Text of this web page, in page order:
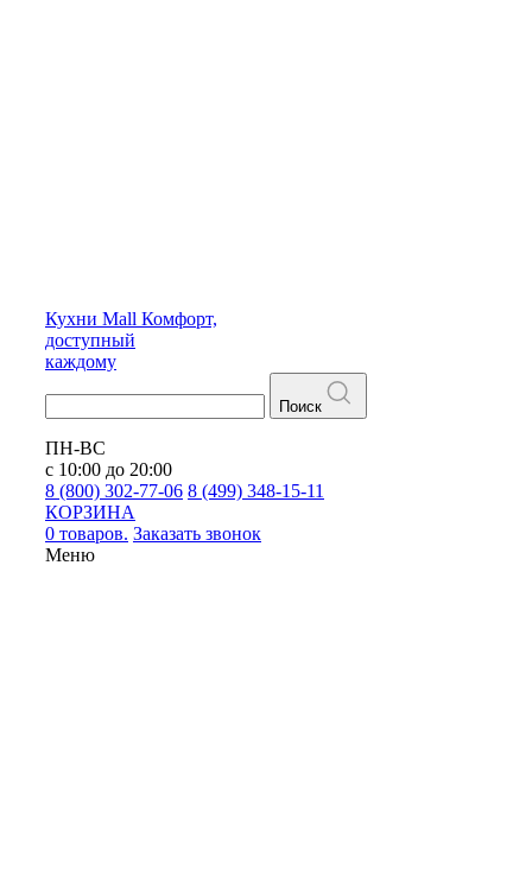
Кухни Mall Комфорт,
доступный
каждому
Поиск
ПН-ВС
с 10:00 до 20:00
8 (800) 302-77-06 8 (499) 348-15-11
КОРЗИНА
0 товаров. Заказать звонок
Меню